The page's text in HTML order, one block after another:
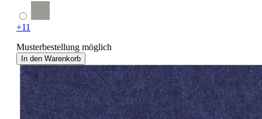
+11
Musterbestellung möglich
In den Warenkorb